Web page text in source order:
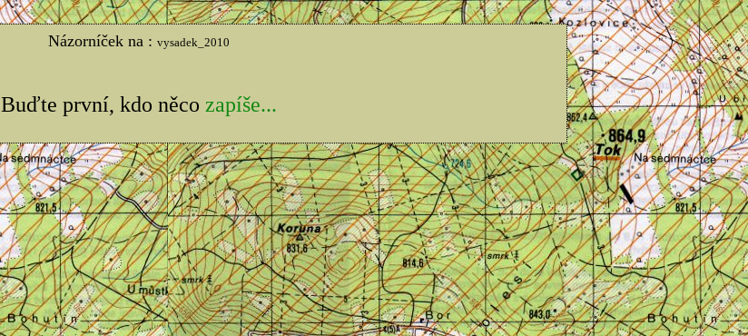
Názorníček na :vysadek_2010
Buďte první, kdo něco zapíše...